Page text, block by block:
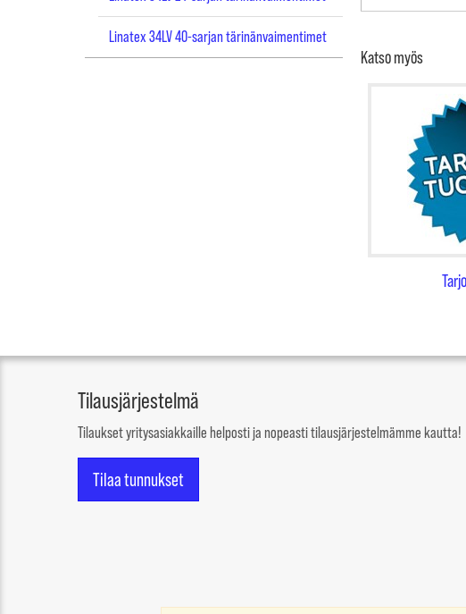
Katso myös
Linatex 34LV 40-sarjan tärinänvaimentimet
Tilausjärjestelmä
Tilaukset yritysasiakkaille helposti ja nopeasti tilausjärjestelmämme kautta!
Tilaa tunnukset